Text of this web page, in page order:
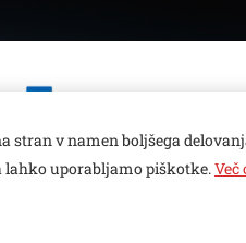
stran v namen boljšega
lahko uporabljamo piškotke.